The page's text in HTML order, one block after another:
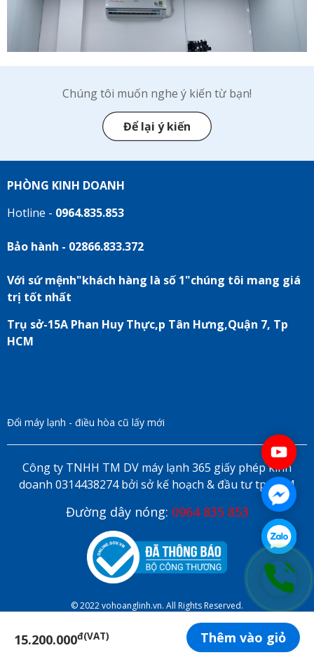
15.200.000đ(VAT) Thêm vào giỏ
Chúng tôi muốn nghe ý kiến từ bạn!
Để lại ý kiến
PHÒNG KINH DOANH
Hotline - 0964.835.853
Bảo hành - 02866.833.372
Với sứ mệnh"khách hàng là số 1"chúng tôi mang giá
trị tốt nhất
Trụ sở-15A Phan Huy Thực,p Tân Hưng,Quận 7, Tp
HCM
Đổi máy lạnh - điều hòa cũ lấy mới
Công ty TNHH TM DV máy lạnh 365 giấy phép kinh
doanh 0314438274 bởi sở kế hoạch & đầu tư tp HCM
Đường dây nóng: 0964 835 853
© 2022 vohoanglinh.vn. All Rights Reserved.
ĐẶT LỊCH HẸN ONLINE